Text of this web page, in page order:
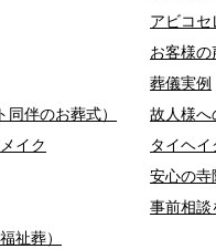
伴のお葬式）
イク
祉葬）
アビコ
お客様の
葬儀実例
故人様へ
タイヘ
安心の寺
事前相談